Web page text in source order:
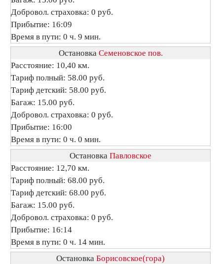
Добровол. страховка: 0 руб.
Прибытие: 16:09
Время в пути: 0 ч. 9 мин.
Остановка Семеновское пов.
Расстояние: 10,40 км.
Тариф полный: 58.00 руб.
Тариф детский: 58.00 руб.
Багаж: 15.00 руб.
Добровол. страховка: 0 руб.
Прибытие: 16:00
Время в пути: 0 ч. 0 мин.
Остановка Павловское
Расстояние: 12,70 км.
Тариф полный: 68.00 руб.
Тариф детский: 68.00 руб.
Багаж: 15.00 руб.
Добровол. страховка: 0 руб.
Прибытие: 16:14
Время в пути: 0 ч. 14 мин.
Остановка Борисовское(гора)